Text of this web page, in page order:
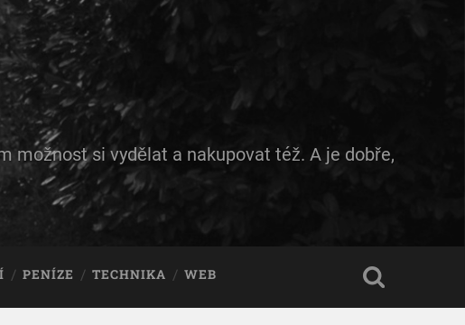
možnost si vydělat a nakupovat též. A je dobře,
PENÍZE TECHNIKA WEB